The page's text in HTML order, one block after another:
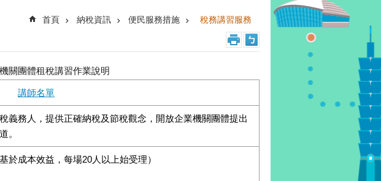
首頁 納稅資訊 便民服務措施 稅務講習服務
關團體租稅講習作業說明
講師名單
義務人，提供正確納稅及節稅觀念，開放企業機關團體提出
。
於成本效益，每場20人以上始受理）